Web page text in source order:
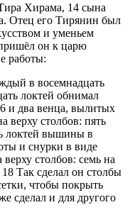
Хирама, 14 сына
Отец его Тирянин был
и уменьем
он к царю
работы:
в восемнадцать
локтей обнимал
и два венца, вылитых
верху столбов: пять
локтей вышины в
и снурки в виде
столбов: семь на
18 Так сделал он столбы
чтобы покрыть
сделал и для другого